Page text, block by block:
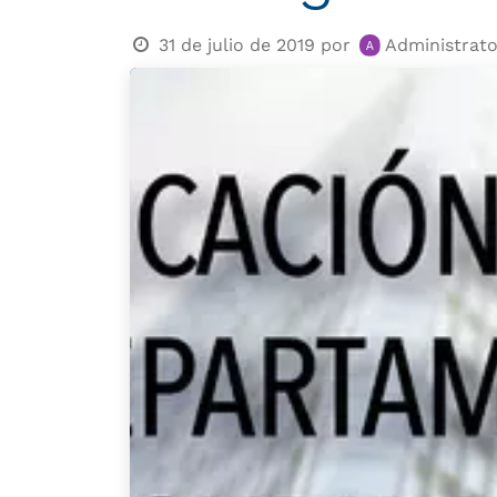
31 de julio de 2019 por